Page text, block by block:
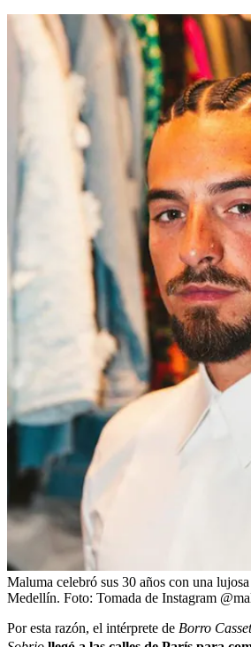
Maluma celebró sus 30 años con una
Medellín. Foto: Tomada de Instagram
Por esta razón, el intérprete de Borro